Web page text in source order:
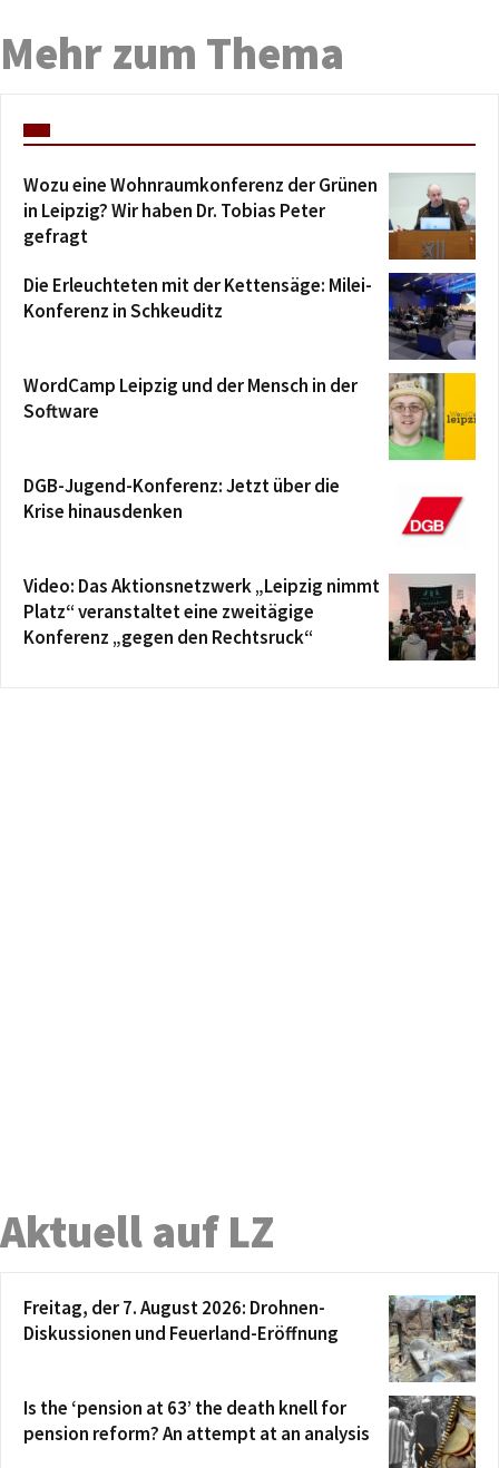
Mehr zum Thema
Wozu eine Wohnraumkonferenz der Grünen
in Leipzig? Wir haben Dr. Tobias Peter
gefragt
Die Erleuchteten mit der Kettensäge: Milei-
Konferenz in Schkeuditz
WordCamp Leipzig und der Mensch in der
Software
DGB-Jugend-Konferenz: Jetzt über die
Krise hinausdenken
Video: Das Aktionsnetzwerk „Leipzig nimmt
Platz“ veranstaltet eine zweitägige
Konferenz „gegen den Rechtsruck“
Aktuell auf LZ
Freitag, der 7. August 2026: Drohnen-
Diskussionen und Feuerland-Eröffnung
Is the ‘pension at 63’ the death knell for
pension reform? An attempt at an analysis